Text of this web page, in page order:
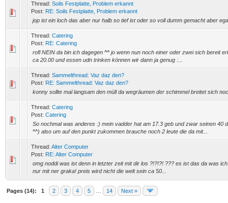
Thread: Soils Festplatte, Problem erkannt
Post: RE: Soils Festplatte, Problem erkannt
jop ist ein loch das aber nur halb so tief ist oder so voll dumm gemacht aber
Thread: Catering
Post: RE: Catering
rofl NEIN da bin ich dagegen ^^ jo wenn nun noch einer oder zwei sich bereit
ca 20.00 und essen udn trinken können wir dann ja genug :...
Thread: Sammelthread: Vaz daz den?
Post: RE: Sammelthread: Vaz daz den?
konny sollte mal langsam den müll da wegräumen der schimmel breitet sich
Thread: Catering
Post: Catering
So nochmal was anderes :) mein vadder hat am 17.3 geb und zwar seinen
^^) also um auf den punkt zukommen brauche noch 2 leute die da mit...
Thread: Alter Computer
Post: RE: Alter Computer
omg noddi was ist denn in letzter zeit mit dir los ?!?!?! ??? es ist das da was
nur mit ner graka! preis wird nicht die welt sein ca 50...
Pages (14): 1 2 3 4 5 14 Next »